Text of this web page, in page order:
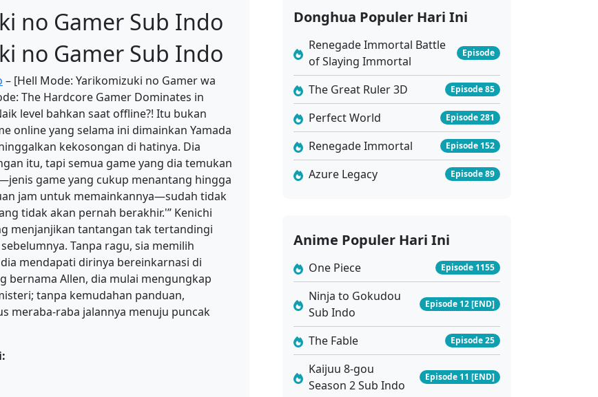
no Gamer Sub Indo
no Gamer Sub Indo
– [Hell Mode: Yarikomizuki no Gamer wa
The Hardcore Gamer Dominates in
level bahkan saat offline?! Itu bukan
online yang selama ini dimainkan Yamada
kekosongan di hatinya. Dia
itu, tapi semua game yang dia temukan
game yang cukup menantang hingga
jam untuk memainkannya—sudah tidak
tidak akan pernah berakhir.'” Kenichi
menjanjikan tantangan tak tertandingi
Tanpa ragu, sia memilih
mendapati dirinya bereinkarnasi di
bernama Allen, dia mulai mengungkap
tanpa kemudahan panduan,
meraba-raba jalannya menuju puncak
Donghua Populer Hari Ini
Renegade Immortal Battle
of Slaying Immortal
Episode
The Great Ruler 3D Episode 85
Perfect World Episode 281
Renegade Immortal Episode 152
Azure Legacy Episode 89
Anime Populer Hari Ini
One Piece Episode 1155
Ninja to Gokudou
Sub Indo
Episode 12 [END]
The Fable Episode 25
Kaijuu 8-gou
Season 2 Sub Indo
Episode 11 [END]